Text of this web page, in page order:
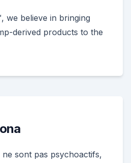
we believe in bringing
derived products to the
ne sont pas psychoactifs,